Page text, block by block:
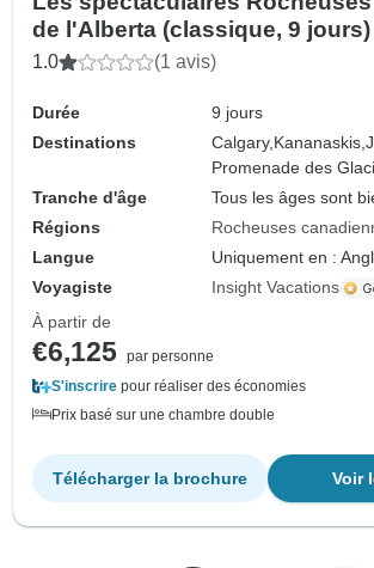
de l'Alberta (classique, 9 jours)
destinations)
1.0 (1 avis)
Durée
9 jours
Destinations
Calgary,Kananaskis,
Promenade des
Tranche d'âge
Tous les âges sont
Régions
Rocheuses
Langue
Uniquement en :
Voyagiste
Insight Vacations
À partir de
€6,125 par personne
S'inscrire pour réaliser des économies
Prix basé sur une chambre double
Voir
Télécharger la brochure